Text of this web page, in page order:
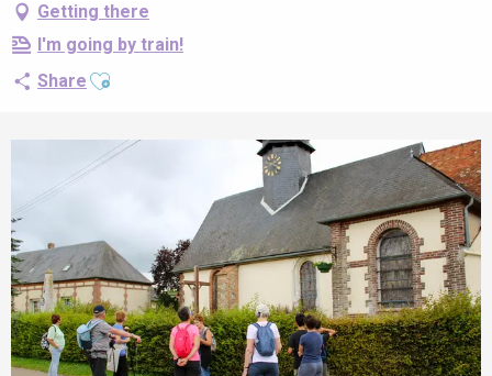
Getting there
I'm going by train!
Share Ajouter aux favoris